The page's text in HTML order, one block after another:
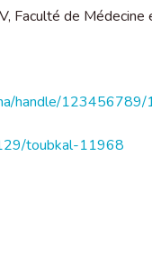
Faculté de Médecine
handle/
toubkal-11968